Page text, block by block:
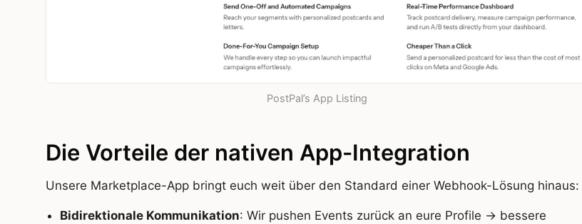
PostPal’s App Listing
Die Vorteile der nativen App-Integration
Unsere Marketplace-App bringt euch weit über den Standard einer Webhook-Lösung hinaus:
Bidirektionale Kommunikation: Wir pushen Events zurück an eure Profile → bessere